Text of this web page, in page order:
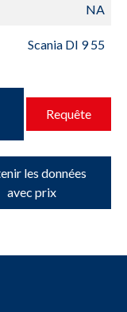
NA
Scania DI 9 55
Requête
les données
avec prix